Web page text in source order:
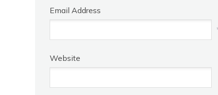
Email Address
Website